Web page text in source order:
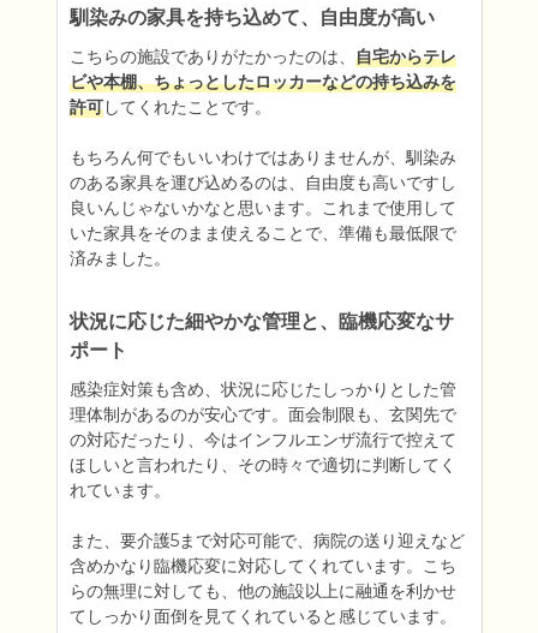
馴染みの家具を持ち込めて、自由度が高い
こちらの施設でありがたかったのは、 自宅からテレ
ビや本棚、ちょっとしたロッカーなどの持ち込みを
許可してくれたことです。
もちろん何でもいいわけではありませんが、馴染み
のある家具を運び込めるのは、自由度も高いですし
良いんじゃないかなと思います。これまで使用して
いた家具をそのまま使えることで、準備も最低限で
済みました。
状況に応じた細やかな管理と、臨機応変なサ
ポート
感染症対策も含め、状況に応じたしっかりとした管
理体制があるのが安心です。面会制限も、玄関先で
の対応だったり、今はインフルエンザ流行で控えて
ほしいと言われたり、その時々で適切に判断してく
れています。
また、要介護5まで対応可能で、病院の送り迎えなど
含めかなり臨機応変に対応してくれています。こち
らの無理に対しても、他の施設以上に融通を利かせ
てしっかり面倒を見てくれていると感じています。